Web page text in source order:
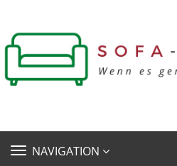
TOGGLE
NAVIGATION